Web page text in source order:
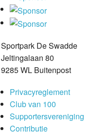
Sportpark De Swadde
Jeltingalaan 80
9285 WL Buitenpost
Privacyreglement
Club van 100
Supportersvereniging
Contributie